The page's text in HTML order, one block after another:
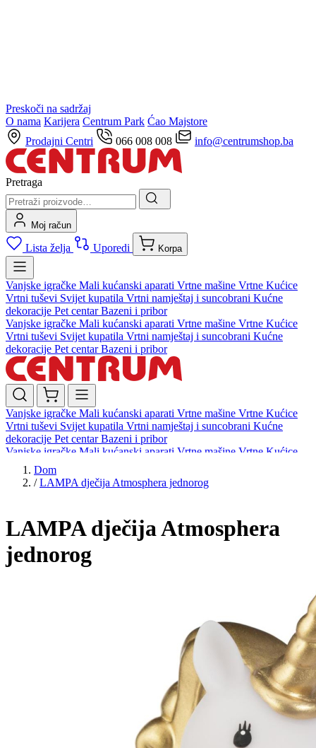
Preskoči na sadržaj
O nama Karijera Centrum Park Ćao Majstore
Prodajni Centri
066 008 008 info@centrumshop.ba
Pretraga
Moj račun
Lista želja Uporedi Korpa
Vanjske igračke Mali kućanski aparati Vrtne mašine Vrtne Kućice
Vrtni tuševi Svijet kupatila Vrtni namještaj i suncobrani Kućne
dekoracije Pet centarBazeni i pribor
Vanjske igračke Mali kućanski aparati Vrtne mašine Vrtne Kućice
Vrtni tuševi Svijet kupatila Vrtni namještaj i suncobrani Kućne
dekoracije Pet centarBazeni i pribor
Vanjske igračke Mali kućanski aparati Vrtne mašine Vrtne Kućice
Vrtni tuševi Svijet kupatila Vrtni namještaj i suncobrani Kućne
dekoracije Pet centarBazeni i pribor
Vanjske igračke Mali kućanski aparati Vrtne mašine Vrtne Kućice
Vrtni tuševi
dekoracijePet centarBazeni i pribor
Dom
/ LAMPA dječija Atmosphera jednorog
LAMPA dječija Atmosphera
jednorog